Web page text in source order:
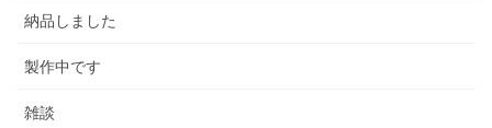
納品しました
製作中です
雑談